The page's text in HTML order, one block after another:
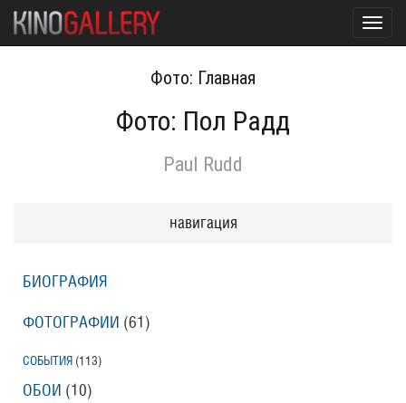
Фото: Главная
Фото: Пол Радд
Paul Rudd
навигация
БИОГРАФИЯ
ФОТОГРАФИИ (61 )
СОБЫТИЯ (113)
ОБОИ (10)